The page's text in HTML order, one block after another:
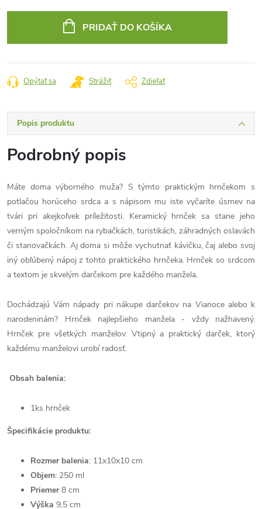
PRIDAŤ DO KOŠÍKA
Opýtať sa Strážiť Zdieľať
Popis produktu
Podrobný popis
Máte doma výborného muža? S týmto praktickým hrnčekom s
potlačou horúceho srdca a s nápisom mu iste vyčaríte úsmev na
tvári pri akejkoľvek príležitosti. Keramický hrnček sa stane jeho
verným spoločníkom na rybačkách, turistikách, záhradných oslavách
či stanovačkách. Aj doma si môže vychutnať kávičku, čaj alebo svoj
iný obľúbený nápoj z tohto praktického hrnčeka. Hrnček so srdcom
a textom je skvelým darčekom pre každého manžela.
Dochádzajú Vám nápady pri nákupe darčekov na Vianoce alebo k
narodeninám? Hrnček najlepšieho manžela - vždy nažhavený.
Hrnček pre všetkých manželov. Vtipný a praktický darček, ktorý
každému manželovi urobí radosť.
Obsah balenia:
1ks hrnček
Špecifikácie produktu:
Rozmer balenia: 11x10x10 cm
Objem: 250 ml
Priemer8 cm
Výška 9,5 cm